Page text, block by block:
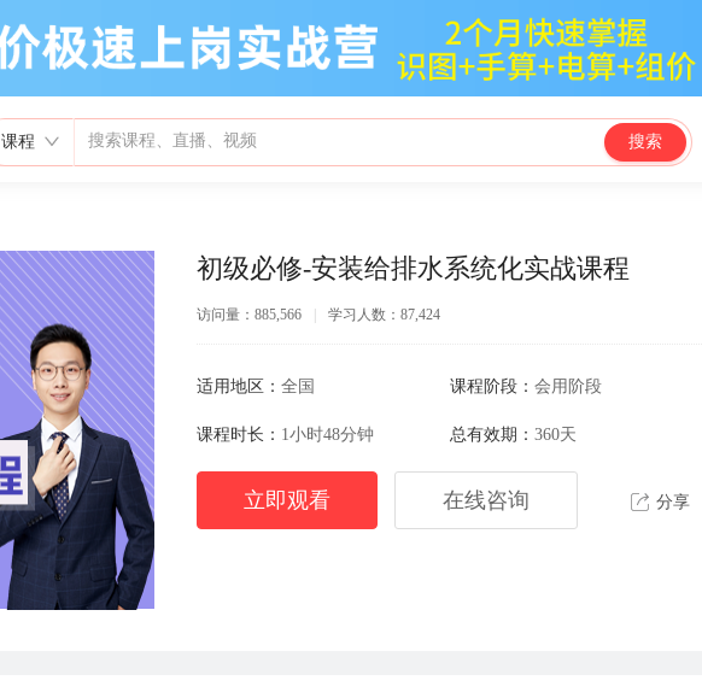
课程 搜索
初级必修-安装给排水系统化实战课程
访问量：885,566 学习人数：87,424
适用地区： 全国 课程阶段： 会用阶段
课程时长： 1小时48分钟 总有效期： 360天
立即观看 在线咨询 分享